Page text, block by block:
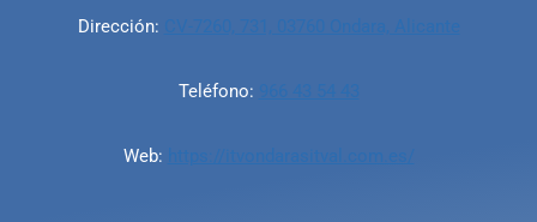
Dirección:
Teléfono:
Web: